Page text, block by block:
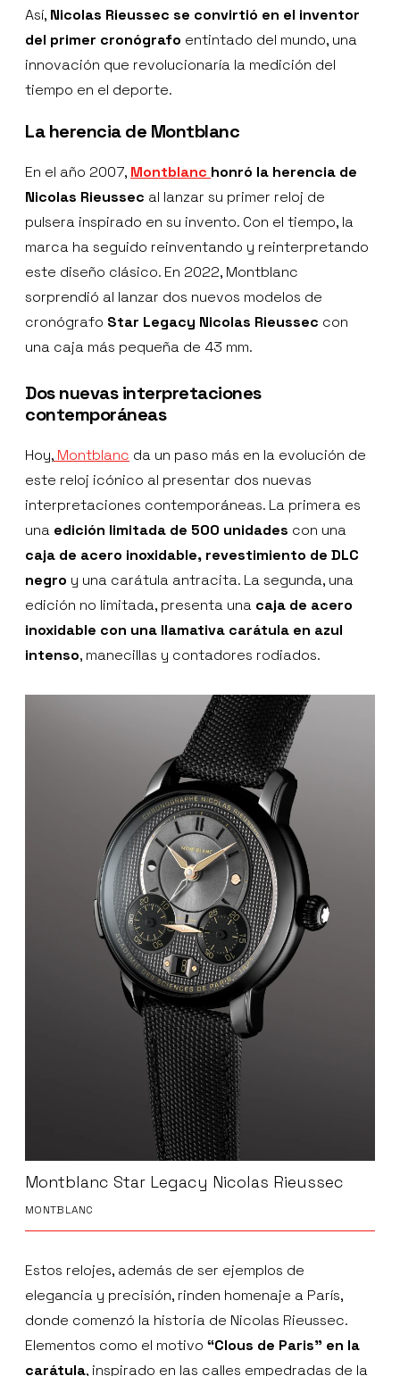
Así, Nicolas Rieussec se convirtió en el inventor
del primer cronógrafo entintado del mundo, una
innovación que revolucionaría la medición del
tiempo en el deporte.
La herencia de Montblanc
En el año 2007, Montblanc honró la herencia de
Nicolas Rieussec al lanzar su primer reloj de
pulsera inspirado en su invento. Con el tiempo, la
marca ha seguido reinventando y reinterpretando
este diseño clásico. En 2022, Montblanc
sorprendió al lanzar dos nuevos modelos de
cronógrafo Star Legacy Nicolas Rieussec con
una caja más pequeña de 43 mm.
Dos nuevas interpretaciones
contemporáneas
Hoy, Montblanc da un paso más en la evolución de
este reloj icónico al presentar dos nuevas
interpretaciones contemporáneas. La primera es
una edición limitada de 500 unidades con una
caja de acero inoxidable, revestimiento de DLC
negro y una carátula antracita. La segunda, una
edición no limitada, presenta una caja de acero
inoxidable con una llamativa carátula en azul
intenso, manecillas y contadores rodiados.
Montblanc Star Legacy Nicolas Rieussec
MONTBLANC
Estos relojes, además de ser ejemplos de
elegancia y precisión, rinden homenaje a París,
donde comenzó la historia de Nicolas Rieussec.
Elementos como el motivo “Clous de Paris” en la
carátula, inspirado en las calles empedradas de la